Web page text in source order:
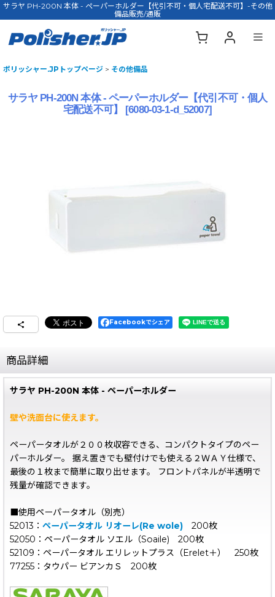
サラヤ PH-200N 本体 - ペーパーホルダー【代引不可・個人宅配送不可】-その他
備品販売/通販
ポリッシャー.JPトップページ > その他備品
サラヤ PH-200N 本体 - ペーパーホルダー【代引不可・個人
宅配送不可】
[6080-03-1-d_52007]
Facebookでシェア
商品詳細
サラヤ PH-200N 本体 - ペーパーホルダー
壁や洗面台に使えます。
ペーパータオルが２００枚収容できる、コンパクトタイプのペー
パーホルダー。 据え置きでも壁付けでも使える２ＷＡＹ仕様で、
最後の１枚まで簡単に取り出せます。 フロントパネルが半透明で
残量が確認できます。
■使用ペーパータオル（別売）
52013： ペーパータオル リオーレ(Re wole) 200枚
52050：ペーパータオル ソエル（Soaile) 200枚
52109：ペーパータオル エリレットプラス（Erelet＋） 250枚
77255：タウパー ビアンカＳ 200枚